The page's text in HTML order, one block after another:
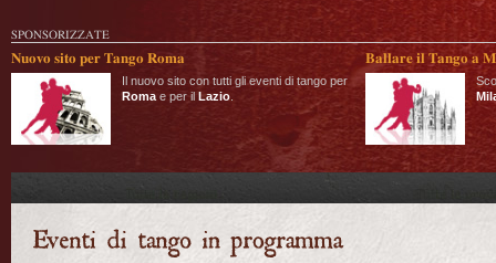
SPONSORIZZATE
Nuovo sito per Tango Roma
Il nuovo sito con tutti gli eventi di tango per
Roma e per il Lazio
Ballare il Tango a